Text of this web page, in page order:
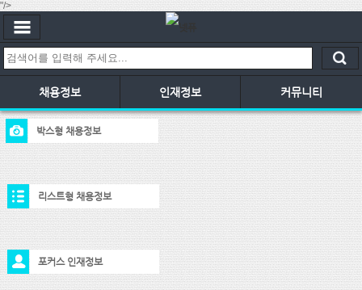
"/>
채용정보 인재정보 커뮤니티
박스형 채용정보
리스트형 채용정보
포커스 인재정보